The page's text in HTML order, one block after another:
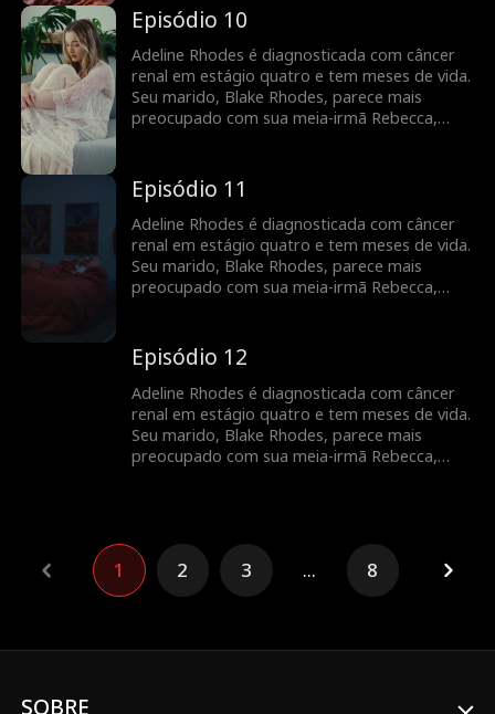
interesseira calculista, e ela acha que ele
nunca a amou. Tudo muda quando Blake
descobre que Adeline está morrendo, mas
pode ser tarde demais para ele dizer que
sempre foi ela quem ele amou.
Episódio 10
Adeline Rhodes é diagnosticada com câncer
renal em estágio quatro e tem meses de vida.
Seu marido, Blake Rhodes, parece mais
preocupado com sua meia-irmã Rebecca,
interesseira calculista, e ela acha que ele
nunca a amou. Tudo muda quando Blake
descobre que Adeline está morrendo, mas
pode ser tarde demais para ele dizer que
sempre foi ela quem ele amou.
Episódio 11
Adeline Rhodes é diagnosticada com câncer
renal em estágio quatro e tem meses de vida.
Seu marido, Blake Rhodes, parece mais
preocupado com sua meia-irmã Rebecca,
interesseira calculista, e ela acha que ele
nunca a amou. Tudo muda quando Blake
descobre que Adeline está morrendo, mas
pode ser tarde demais para ele dizer que
sempre foi ela quem ele amou.
Episódio 12
Adeline Rhodes é diagnosticada com câncer
renal em estágio quatro e tem meses de vida.
Seu marido, Blake Rhodes, parece mais
preocupado com sua meia-irmã Rebecca,
nunca a amou. Tudo muda quando Blake
descobre que Adeline está morrendo, mas
pode ser tarde demais para ele dizer que
sempre foi ela quem ele amou.
1 2 3 ... 8
SOBRE